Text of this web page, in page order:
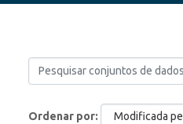
Ordenar por